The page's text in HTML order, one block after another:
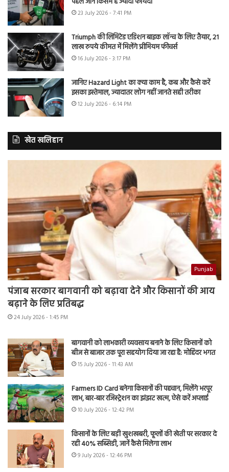
23 July 2026 - 7:41 PM
Triumph की लिमिटेड एडिशन बाइक लॉन्च के लिए तैयार, 21
लाख रुपये कीमत में मिलेंगे प्रीमियम फीचर्स
16 July 2026 - 3:17 PM
जानिए Hazard Light का क्या काम है, कब और कैसे करें
इसका इस्तेमाल, ज्यादातर लोग नहीं जानते सही तरीका
12 July 2026 - 6:14 PM
खेत खलिहान
Punjab
पंजाब सरकार बागवानी को बढ़ावा देने और किसानों की आय
बढ़ाने के लिए प्रतिबद्ध
24 July 2026 - 1:45 PM
बागवानी को लाभकारी व्यवसाय बनाने के लिए किसानों को
बीज से बाजार तक पूरा सहयोग दिया जा रहा है: मोहिंदर भगत
15 July 2026 - 11:43 AM
Farmers ID Card बनेगा किसानों की पहचान, मिलेंगे भरपूर
लाभ, बार-बार रजिस्ट्रेशन का झंझट खत्म, ऐसे करें अप्लाई
10 July 2026 - 12:42 PM
किसानों के लिए बड़ी खुशखबरी, फूलों की खेती पर सरकार दे
रही 40% सब्सिडी, जानें कैसे मिलेगा लाभ
9 July 2026 - 12:46 PM